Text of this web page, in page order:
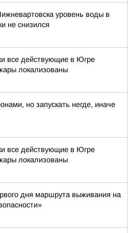
уровень воды в
не снизился
все действующие в Югре
локализованы
но запускать негде, иначе
все действующие в Югре
локализованы
дня маршрута выживания на